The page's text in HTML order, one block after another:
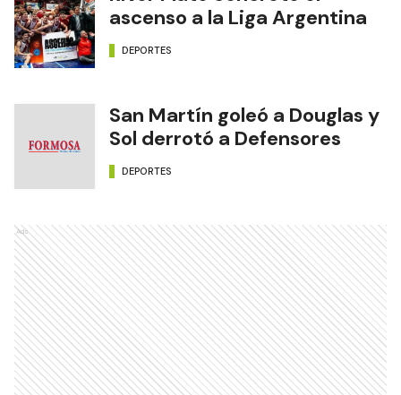
ascenso a la Liga Argentina
DEPORTES
San Martín goleó a Douglas y
Sol derrotó a Defensores
DEPORTES
Ads